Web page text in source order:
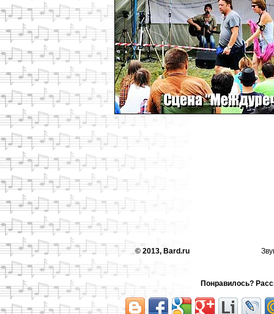
© 2013, Bard.ru
Понравилось?